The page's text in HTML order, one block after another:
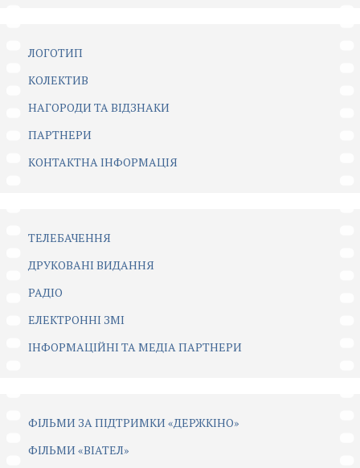
ЛОГОТИП
КОЛЕКТИВ
НАГОРОДИ ТА ВІДЗНАКИ
ПАРТНЕРИ
КОНТАКТНА ІНФОРМАЦІЯ
ТЕЛЕБАЧЕННЯ
ДРУКОВАНІ ВИДАННЯ
РАДІО
ЕЛЕКТРОННІ ЗМІ
ІНФОРМАЦІЙНІ ТА МЕДІА ПАРТНЕРИ
ФІЛЬМИ ЗА ПІДТРИМКИ «ДЕРЖКІНО»
ФІЛЬМИ «ВІАТЕЛ»